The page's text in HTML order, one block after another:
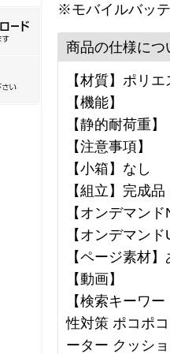
※モバイルバッ
商品の仕様につ
【材質】ポリ
【機能】
【静的耐荷重】
【注意事項】
【小箱】なし
【組立】完成品
【オンデマン
【オンデマン
【ページ素材
【動画】
【検索キーワ
性対策 ポコポ
ーター クッシ